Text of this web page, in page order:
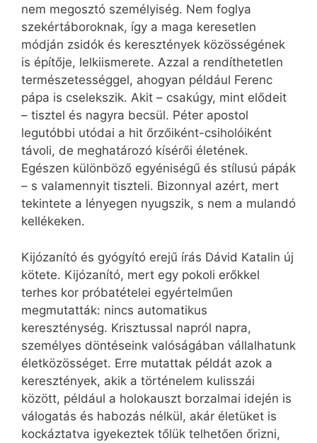
nem megosztó személyiség. Nem foglya
szekértáboroknak, így a maga keresetlen
módján zsidók és keresztények közösségének
is építője, lelkiismerete. Azzal a rendíthetetlen
természetességgel, ahogyan például Ferenc
pápa is cselekszik. Akit – csakúgy, mint elődeit
– tisztel és nagyra becsül. Péter apostol
legutóbbi utódai a hit őrzőiként-csiholóiként
távoli, de meghatározó kísérői életének.
Egészen különböző egyéniségű és stílusú pápák
– s valamennyit tiszteli. Bizonnyal azért, mert
tekintete a lényegen nyugszik, s nem a mulandó
kellékeken.
Kijózanító és gyógyító erejű írás Dávid Katalin új
kötete. Kijózanító, mert egy pokoli erőkkel
terhes kor próbatételei egyértelműen
megmutatták: nincs automatikus
kereszténység. Krisztussal napról napra,
személyes döntéseink valóságában vállalhatunk
életközösséget. Erre mutattak példát azok a
keresztények, akik a történelem kulisszái
között, például a holokauszt borzalmai idején is
válogatás és habozás nélkül, akár életüket is
kockáztatva igyekeztek tőlük telhetően őrizni,